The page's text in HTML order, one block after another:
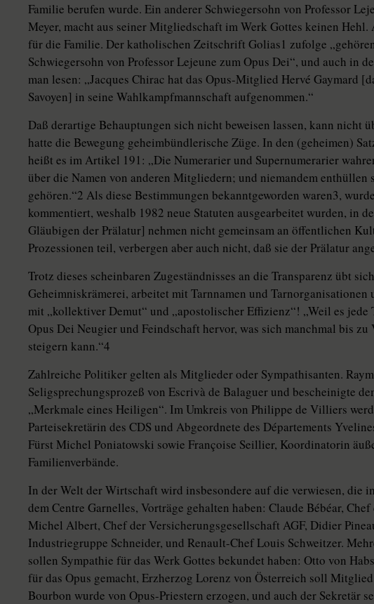
Familie berufen wurde. Ein anderer Schwiegersohn von Professor
Meyer, macht aus seiner Mitgliedschaft im Werk Gottes keinen
für die Familie. Der katholischen Zeitschrift Golias1 zufolge
Schwiegersohn von Professor Lejeune zum Opus Dei“, und auch in
man lesen: „Jacques Chirac hat das Opus-Mitglied Hervé Gaymard
Savoyen] in seine Wahlkampfmannschaft aufgenommen.“
Daß derartige Behauptungen sich nicht beweisen lassen, kann nicht
hatte die Bewegung geheimbündlerische Züge. In den (geheimen)
heißt es im Artikel 191: „Die Numerarier und Supernumerarier
über die Namen von anderen Mitgliedern; und niemandem enthüllen
gehören.“2 Als diese Bestimmungen bekanntgeworden waren3,
kommentiert, weshalb 1982 neue Statuten ausgearbeitet wurden, in
Gläubigen der Prälatur] nehmen nicht gemeinsam an öffentlichen
Prozessionen teil, verbergen aber auch nicht, daß sie der Prälatur
Trotz dieses scheinbaren Zugeständnisses an die Transparenz übt
Geheimniskrämerei, arbeitet mit Tarnnamen und
mit „kollektiver Demut“ und „apostolischer Effizienz“! „Weil es jede
Opus Dei Neugier und Feindschaft hervor, was sich manchmal bis zu
steigern kann.“4
Zahlreiche Politiker gelten als Mitglieder oder Sympathisanten.
Seligsprechungsprozeß von Escrivà de Balaguer und bescheinigte
„Merkmale eines Heiligen“. Im Umkreis von Philippe de Villiers
Parteisekretärin des CDS und Abgeordnete des Départements
Fürst Michel Poniatowski sowie Françoise Seillier, Koordinatorin
Familienverbände.
In der Welt der Wirtschaft wird insbesondere auf die verwiesen, die
dem Centre Garnelles, Vorträge gehalten haben: Claude Bébéar,
Michel Albert, Chef der Versicherungsgesellschaft AGF, Didier
Industriegruppe Schneider, und Renault-Chef Louis Schweitzer.
sollen Sympathie für das Werk Gottes bekundet haben: Otto von
für das Opus gemacht, Erzherzog Lorenz von Österreich soll
Bourbon wurde von Opus-Priestern erzogen, und auch der Sekretär